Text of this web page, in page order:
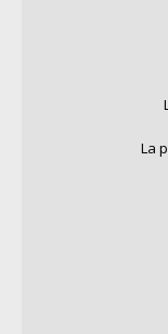
La